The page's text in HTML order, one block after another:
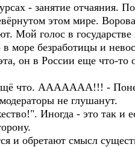
- занятие отчаяния.
этом мире.
голос в государстве
море безработицы и
он в России еще что-то
что. ААААААА!!! -
не глушанут.
Иногда - это так и
и обретают смысл